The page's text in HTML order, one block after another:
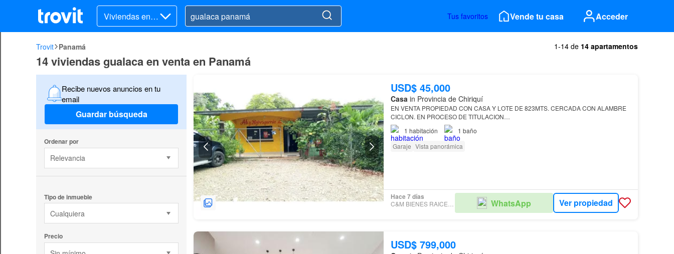
Viviendas en v
enta
Tus favoritos Vende tu casa Acceder
Trovit Panamá 1-14 de 14 apartamentos
14 viviendas gualaca en venta en Panamá
Recibe nuevos anuncios en tu
email
Guardar búsqueda
Ordenar por
Relevancia
Tipo de inmueble
Cualquiera
Precio
USD$ 45,000
Casain Provincia de Chiriquí
EN VENTA PROPIEDAD CON CASA Y LOTE DE 823MTS. CERCADA CON ALAMBRE
CICLON. EN PROCESO DE TITULACION…
1 habitación 1 baño
Garaje Vista panorámica
Hace 7 días
C&M BIENES RAICES PANAMÁ WhatsApp Ver propiedad
USD$ 799,000